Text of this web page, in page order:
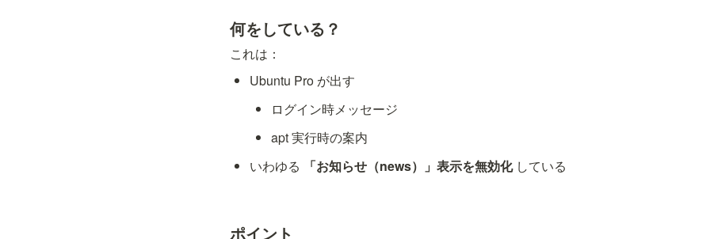
何をしている？
これは：
Ubuntu Pro が出す
ログイン時メッセージ
apt 実行時の案内
いわゆる
「お知らせ（news）」表示を無効化 している
ポイント